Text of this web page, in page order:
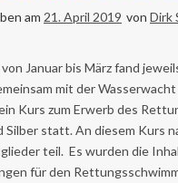
am 21. April 2019 von Dirk
Januar bis März fand
mit der
Kurs zum Erwerb des
Silber statt. An diesem Kurs
teil. Es wurden die
für den